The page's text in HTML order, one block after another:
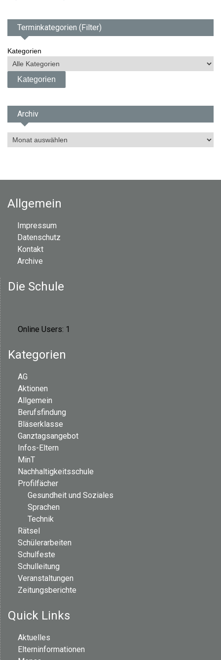
Terminkategorien (Filter)
Kategorien
Archiv
r
i
Allgemein
Impressum
Datenschutz
Kontakt
Archive
Die Schule
Online Users: 1
Kategorien
AG
Aktionen
Allgemein
Berufsfindung
Bläserklasse
Ganztagsangebot
Infos-Eltern
MinT
Nachhaltigkeitsschule
Profilfächer
Gesundheit und Soziales
Sprachen
Technik
Rätsel
Schülerarbeiten
Schulfeste
Schulleitung
Veranstaltungen
Zeitungsberichte
Quick Links
Aktuelles
Elterninformationen